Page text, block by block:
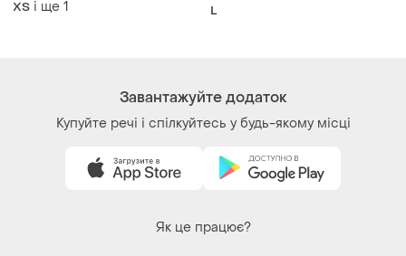
ХS і ще 1 L
Завантажуйте додаток
Купуйте речі і спілкуйтесь у будь-якому місці
Як це працює?